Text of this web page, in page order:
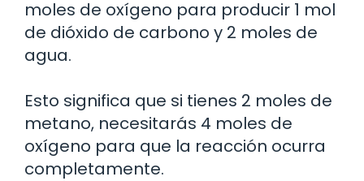
moles de oxígeno para producir 1 mol
de dióxido de carbono y 2 moles de
agua.
Esto significa que si tienes 2 moles de
metano, necesitarás 4 moles de
oxígeno para que la reacción ocurra
completamente.